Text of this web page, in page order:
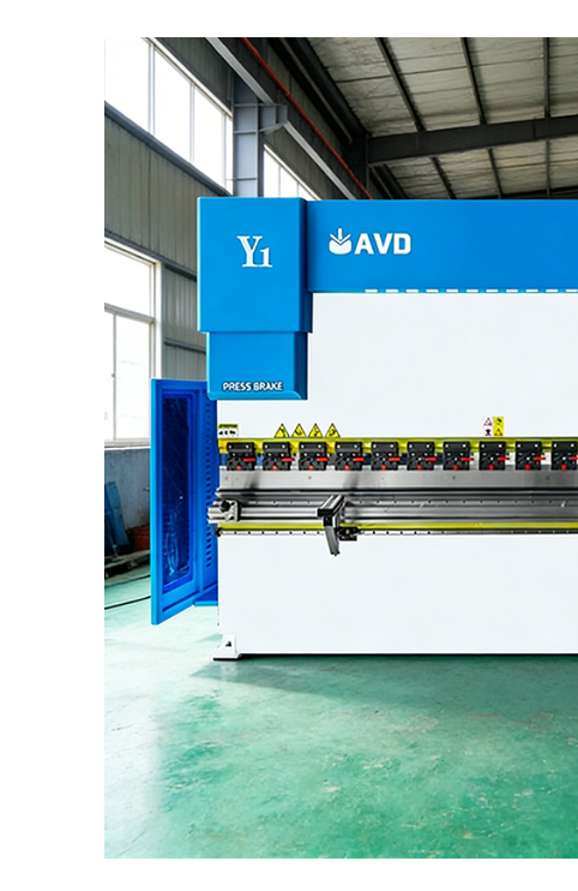
Лазерная трубная резка обор
удовании AVD | Автоматическ
ая резка профилей, в наличии
Гидравлические
ые прессы AVD |
анки для металла